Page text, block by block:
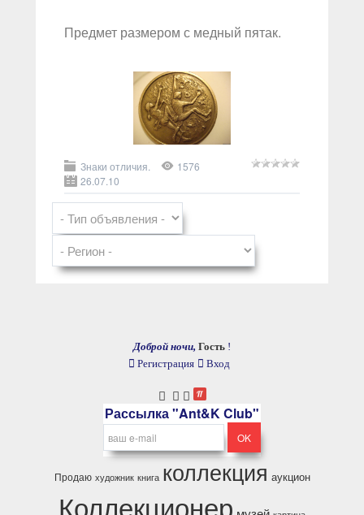
Предмет размером с медный пятак.
Знаки отличия.
1576
26.07.10
Доброй ночи, Гость !
Регистрация
Вход
Рассылка "Ant&K Club"
Продаю художник книга коллекция аукцион
Коллекционер